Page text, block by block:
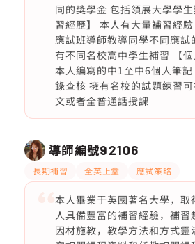
同的獎學金 包括領展大學學
習經歷】 本人有大量補習經
應試班導師教導同學不同應試
有不同名校高中學生補習 【
本人編寫的中1至中6個人筆
錄查核 擁有名校的試題練習
文或者全普通話授課
導師編號92106
長期補習 全英上堂 應試策略
本人畢業于英國著名大學，取
人具備豐富的補習經驗，補習
因材施教，教學方法和方式靈